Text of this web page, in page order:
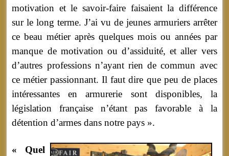
motivation et le savoir-faire faisaient la différence
sur le long terme. J’ai vu de jeunes armuriers arrêter
ce beau métier après quelques mois ou années par
manque de motivation ou d’assiduité, et aller vers
d’autres professions n’ayant rien de commun avec
ce métier passionnant. Il faut dire que peu de places
intéressantes en armurerie sont disponibles, la
législation française n’étant pas favorable à la
détention d’armes dans notre pays ».
« Quel